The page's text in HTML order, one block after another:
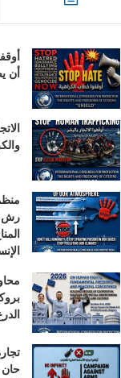
أن
رش